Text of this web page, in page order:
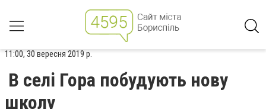
11:00, 30 вересня 2019 р.
В селі Гора побудують нову
школу